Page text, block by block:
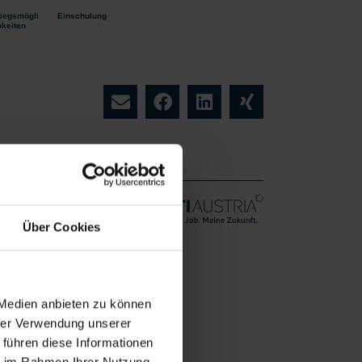
Über Cookies
anbieten zu können
Verwendung unserer
diese Informationen
Einschulung
(m/w/d)